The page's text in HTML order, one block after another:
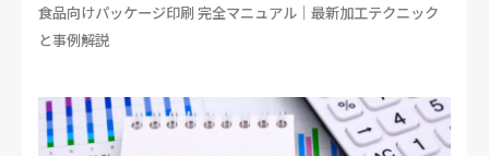
食品向けパッケージ印刷 完全マニュアル｜最新加工テクニック
と事例解説